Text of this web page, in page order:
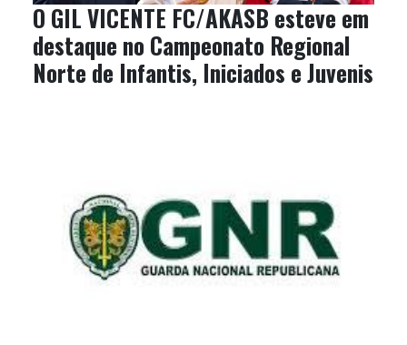
O GIL VICENTE FC/AKASB esteve em
destaque no Campeonato Regional
Norte de Infantis, Iniciados e Juvenis